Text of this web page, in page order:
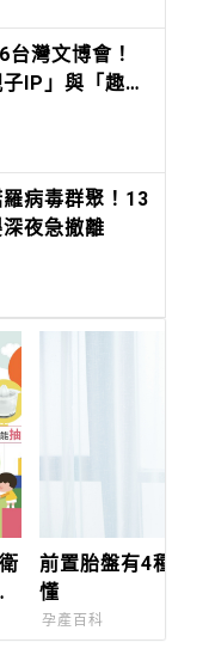
灣文博會！
IP」與「趣味
病毒群聚！13
夜急撤離
前置胎盤有4種，
懂
孕產百科